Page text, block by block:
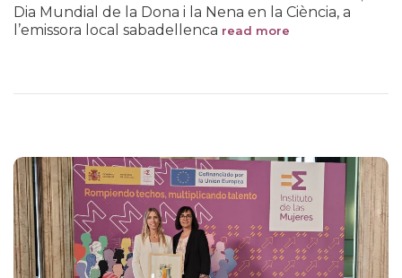
Dia Mundial de la Dona i la Nena en la Ciència, a
l’emissora local sabadellenca read more